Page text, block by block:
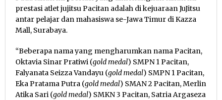
prestasi atlet jujitsu Pacitan adalah di kejuaraan JuJitsu
antar pelajar dan mahasiswa se-Jawa Timur di Kazza
Mall, Surabaya.
“Beberapa nama yang mengharumkan nama Pacitan,
Oktavia Sinar Pratiwi (gold medal) SMPN 1 Pacitan,
Falyanata Seizza Vandayu (gold medal) SMPN 1 Pacitan,
Eka Pratama Putra (gold medal) SMAN 2 Pacitan, Merlin
Atika Sari (gold medal) SMKN 3 Pacitan, Satria Argaseza